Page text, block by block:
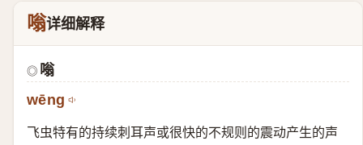
嗡详细解释
◎ 嗡
wēng
飞虫特有的持续刺耳声或很快的不规则的震动产生的声